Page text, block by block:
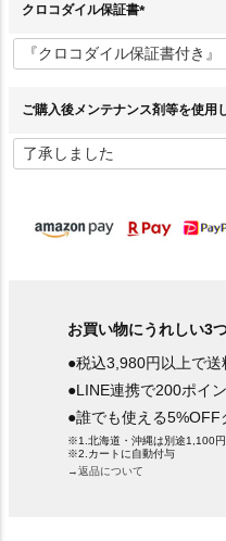
クロコダイル保証書
必
須
ご購入後メンテナンス剤等を使用
お買い物にうれしい3
●税込3,980円以上で
●LINE連携で200ポイ
●誰でも使える
※1.北海道・沖縄は別途1,100
※2.カートに自動付与
→返品について